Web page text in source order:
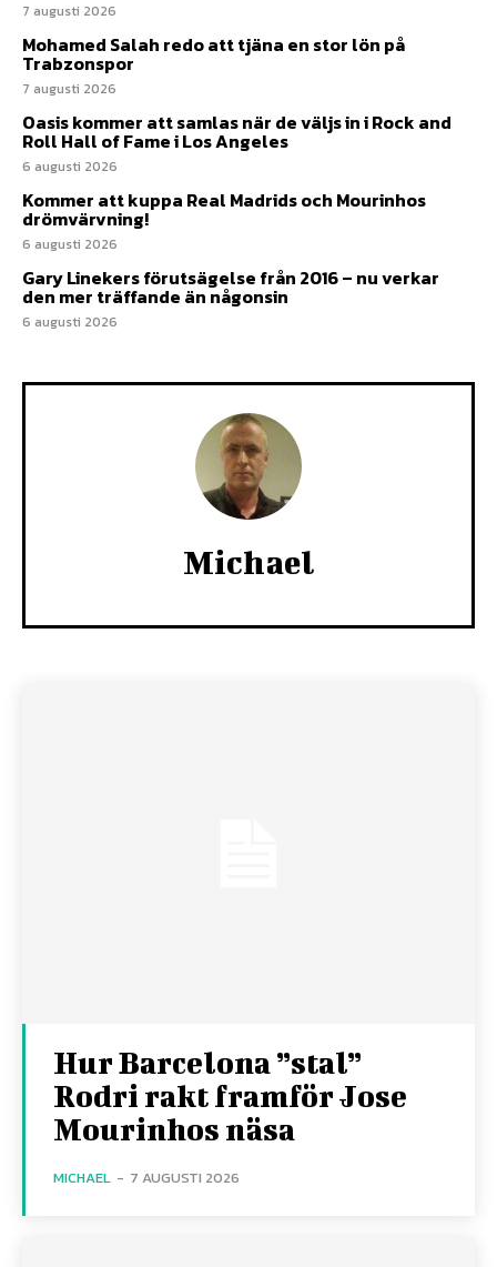
7 augusti 2026
Mohamed Salah redo att tjäna en stor lön på
Trabzonspor
7 augusti 2026
Oasis kommer att samlas när de väljs in i Rock and
Roll Hall of Fame i Los Angeles
6 augusti 2026
Kommer att kuppa Real Madrids och Mourinhos
drömvärvning!
6 augusti 2026
Gary Linekers förutsägelse från 2016 – nu verkar
den mer träffande än någonsin
6 augusti 2026
Michael
Hur Barcelona ”stal”
Rodri rakt framför Jose
Mourinhos näsa
MICHAEL - 7 AUGUSTI 2026